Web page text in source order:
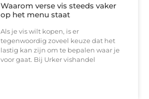
Waarom verse vis steeds vaker
op het menu staat
Als je vis wilt kopen, is er
tegenwoordig zoveel keuze dat het
lastig kan zijn om te bepalen waar je
voor gaat. Bij Urker vishandel